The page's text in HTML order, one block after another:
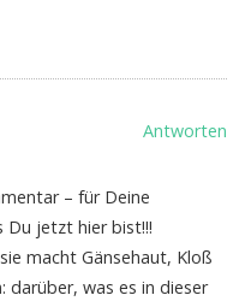
Antworten
– für Deine
Du jetzt hier bist!!!
macht Gänsehaut, Kloß
darüber, was es in dieser